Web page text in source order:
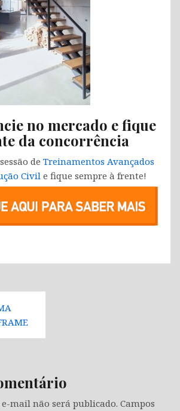
no mercado e fique
da concorrência
de Treinamentos Avançados
Civile fique sempre à frente!
e-mail não será publicado. Campos